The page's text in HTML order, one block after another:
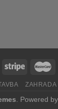
ZAHRADA
. Powered by